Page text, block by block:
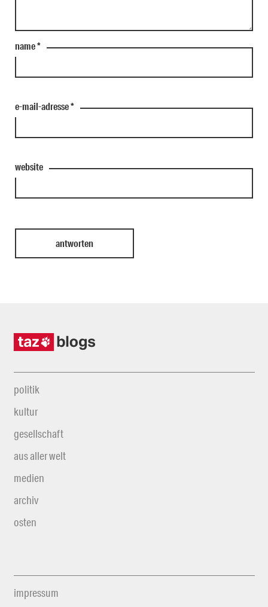
name*
e-mail-adresse*
website
politik
kultur
gesellschaft
aus aller welt
medien
archiv
osten
impressum